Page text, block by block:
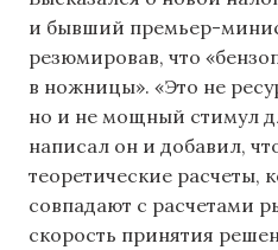
и бывший премьер-
резюмировав, что
в ножницы». «Это не
но и не мощный стимул
написал он и добавил,
теоретические расчеты,
совпадают с расчетами
скорость принятия